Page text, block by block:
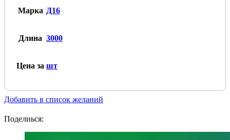
Марка Д16
Длина 3000
Цена за шт
Добавить в список желаний
Поделиься: